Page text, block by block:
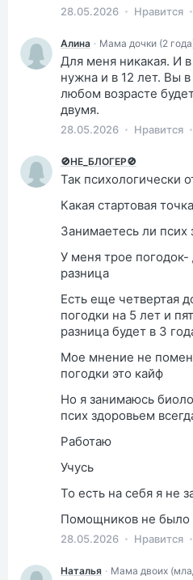
28.05.2026 Нравится
Алина · Мама дочки (2
Для меня никакая. И
нужна и в 12 лет. Вы
любом возрасте
двумя.
28.05.2026 Нравится
🚫НЕ_БЛОГЕР🚫
Так психологически
Какая стартовая точка
Занимаетесь ли псих
У меня трое
разница
Есть еще четвертая
погодки на 5 лет и
разница будет в 3
Мое мнение не
погодки это кайф
Но я занимаюсь
псих здоровьем
Работаю
Учусь
То есть на себя я не
Помощников не было
28.05.2026 Нравится
Наталья · Мама двоих